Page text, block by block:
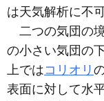
は天気解析に不
二つの気団の
の小さい気団の
上ではコリオリ
表面に対して水